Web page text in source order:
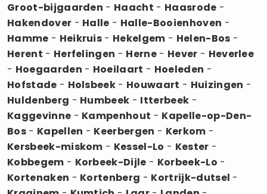
Groot-bijgaarden - Haacht - Haasrode -
Hakendover - Halle - Halle-Booienhoven -
Hamme - Heikruis - Hekelgem - Helen-Bos -
Herent - Herfelingen - Herne - Hever - Heverlee
- Hoegaarden - Hoeilaart - Hoeleden -
Hofstade - Holsbeek - Houwaart - Huizingen -
Huldenberg - Humbeek - Itterbeek -
Kaggevinne - Kampenhout - Kapelle-op-Den-
Bos- Kapellen - Keerbergen - Kerkom -
Kersbeek-miskom - Kessel-Lo - Kester -
Kobbegem - Korbeek-Dijle - Korbeek-Lo -
Kortenaken - Kortenberg - Kortrijk-dutsel -